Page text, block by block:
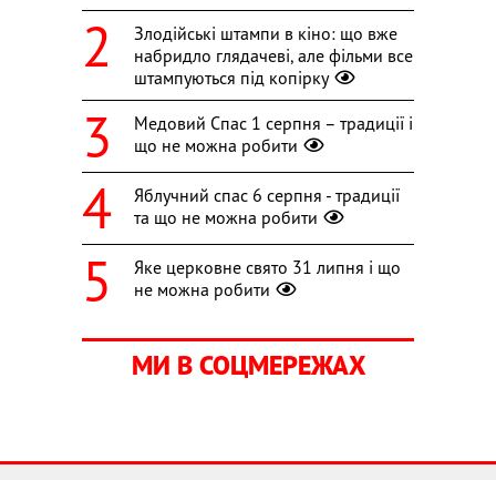
Злодійські штампи в кіно: що вже
набридло глядачеві, але фільми все
штампуються під копірку
Медовий Спас 1 серпня – традиції і
що не можна робити
Яблучний спас 6 серпня - традиції
та що не можна робити
Яке церковне свято 31 липня і що
не можна робити
МИ В СОЦМЕРЕЖАХ